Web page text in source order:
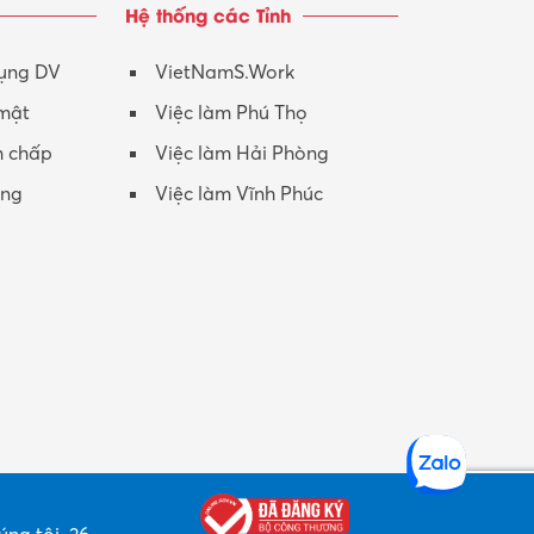
Nhân viên CSKH
Phục vụ khác
Promotion Girl (PG)
DV
chấp
Hệ thống các Tỉnh
VietNamS.Work
Việc làm Phú Thọ
Việc làm Hải Phòng
Việc làm Vĩnh Phúc